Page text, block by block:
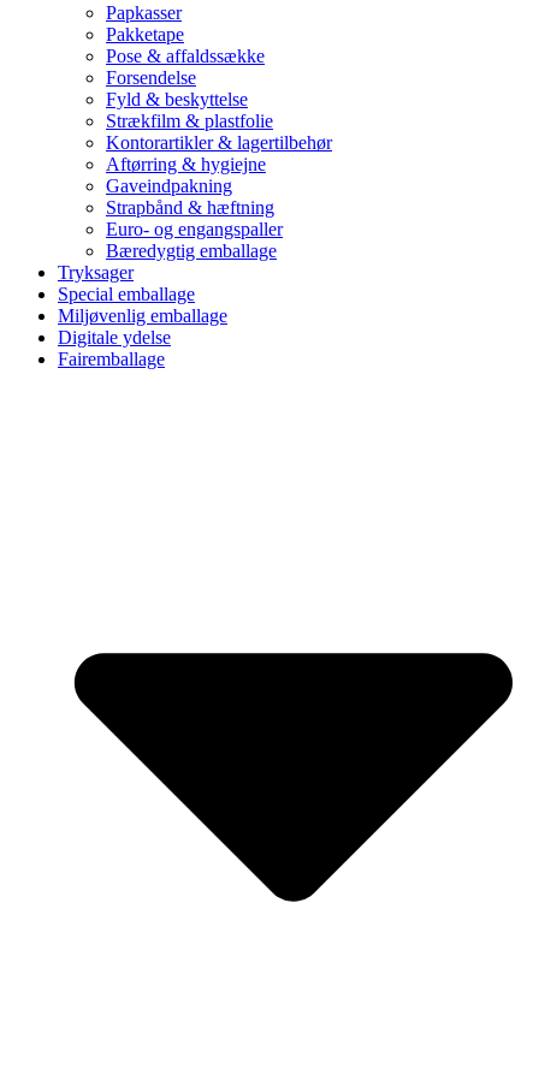
Papkasser
Pakketape
Pose & affaldssække
Forsendelse
Fyld & beskyttelse
Strækfilm & plastfolie
Kontorartikler & lagertilbehør
Aftørring & hygiejne
Gaveindpakning
Strapbånd & hæftning
Euro- og engangspaller
Bæredygtig emballage
Tryksager
Special emballage
Miljøvenlig emballage
Digitale ydelse
Fairemballage